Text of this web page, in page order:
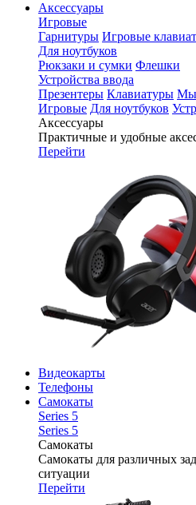
Аксессуары
Игровые
Гарнитуры Игровые
Для ноутбуков
Рюкзаки и сумки Флешки
Устройства ввода
Презентеры Клавиатуры
Игровые Для ноутбуков
Аксессуары
Практичные и удобные
Перейти
Видеокарты
Телефоны
Самокаты
Series 5
Series 5
Самокаты
Самокаты для различных
ситуации
Перейти